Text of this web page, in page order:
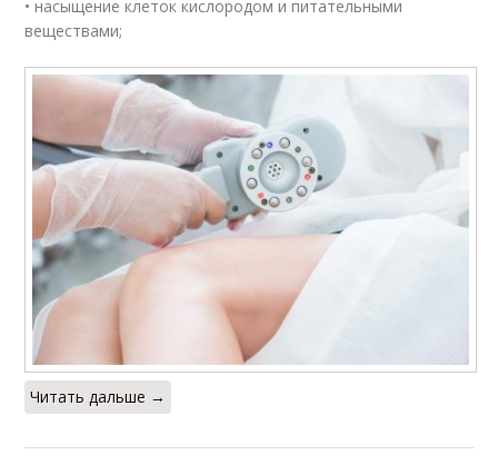
• насыщение клеток кислородом и питательными
веществами;
Читать дальше →